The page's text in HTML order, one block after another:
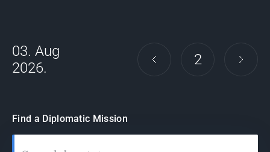
03. Aug
2026.
2
Find a Diplomatic Mission